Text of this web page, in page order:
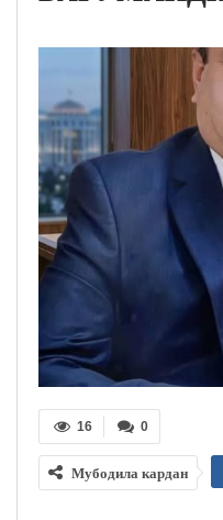
0
16
Мубодила кардан